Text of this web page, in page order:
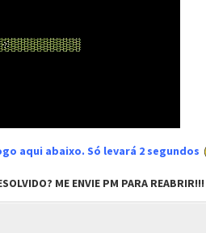
aqui abaixo. Só levará 2 segundos
ME ENVIE PM PARA REABRIR!!!